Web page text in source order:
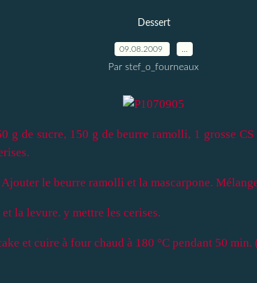
Dessert
09.08.2009
Par stef_o_fourneaux
g de sucre, 150 g de beurre ramolli, 1 grosse
le beurre ramolli et la mascarpone.
la levure. y mettre les cerises.
et cuire à four chaud à 180 °C pendant 50 min.